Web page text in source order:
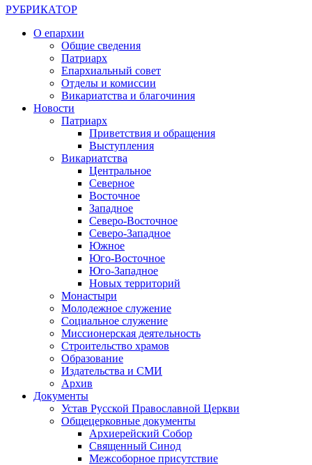
РУБРИКАТОР
О епархии
Общие сведения
Патриарх
Епархиальный совет
Отделы и комиссии
Викариатства и благочиния
Новости
Патриарх
Приветствия и обращения
Выступления
Викариатства
Центральное
Северное
Восточное
Западное
Северо-Восточное
Северо-Западное
Южное
Юго-Восточное
Юго-Западное
Новых территорий
Монастыри
Молодежное служение
Социальное служение
Миссионерская деятельность
Строительство храмов
Образование
Издательства и СМИ
Архив
Документы
Устав Русской Православной Церкви
Общецерковные документы
Архиерейский Собор
Священный Синод
Межсоборное присутствие